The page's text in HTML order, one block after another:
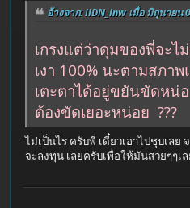
อ้างจาก: IIDN_Inw เมื่อ มิถุนายน
เกรงแต่ว่าดุมของพี่จะไ
เงา 100% นะตามสภาพ
เตะตาได้อยู่ขยันขัดหน่
ต้องขัดเยอะหน่อย ???
ไม่เป็นไร ครับพี่ เดี๋ยวเอาไปชุบเลย
จะลงทุน เลยครับเพื่อให้มันสวยๆๆเ